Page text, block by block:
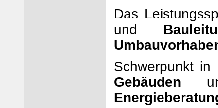
Das
und
Schwerpunkt
Gebäuden
i